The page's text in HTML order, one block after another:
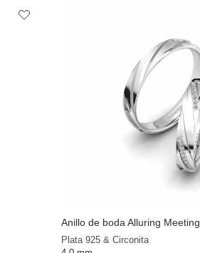
Anillo de boda Alluring Meeting
Plata 925 & Circonita